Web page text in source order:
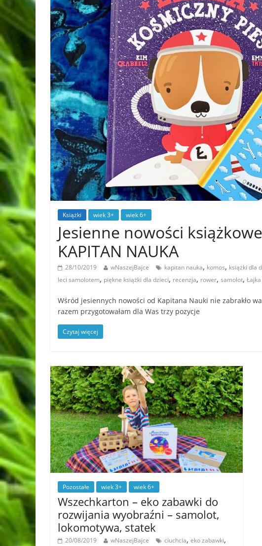
Książki wiek 3+ wiek 6+
Jesienne nowości
KAPITAN NAUKA
28/10/2019 wNaszejBajce kapitan nauka, komos, książki dla
leci samolotem, piękne książki dla dzieci, recenzja, rower, samolot,
Wśród jesiennych nowości od Kapitana Nauki nie zabrakło
razem przygotowałam dla Was trzy pozycje
Czytaj więcej
Pozostałe wiek 3+ wiek 6+
Wszechkarton – eko zabawki do
rozwijania wyobraźni – samolot,
lokomotywa, statek
20/08/2019 wNaszejBajce ciuchcia, eko zabawki,